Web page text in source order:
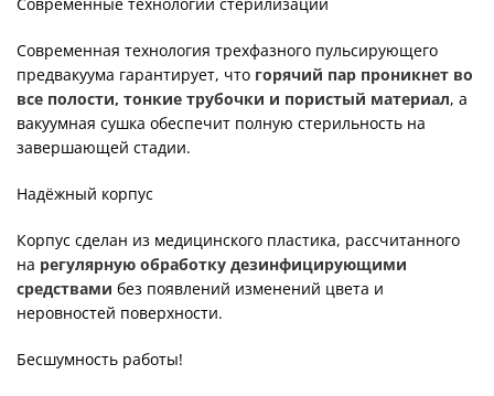
Современная технология трехфазного пульсирующего
предвакуума гарантирует, что горячий пар проникнет во
все полости, тонкие трубочки и пористый материал, а
вакуумная сушка обеспечит полную стерильность на
завершающей стадии.
Надёжный корпус
Корпус сделан из медицинского пластика, рассчитанного
на регулярную обработку дезинфицирующими
средствами без появлений изменений цвета и
неровностей поверхности.
Бесшумность работы!